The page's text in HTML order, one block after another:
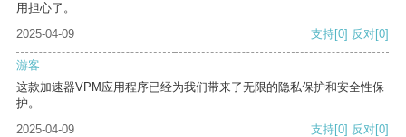
用担心了。
2025-04-09
支持[0] 反对[0]
游客
这款加速器VPM应用程序已经为我们带来了无限的隐私保护和安全性保
护。
2025-04-09
支持[0] 反对[0]